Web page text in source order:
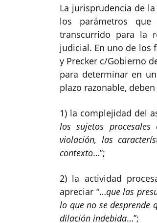
La jurisprudencia de
los parámetros
transcurrido para la
judicial. En uno de los
y Precker c/Gobierno
para determinar en
plazo razonable,
1) la complejidad del
los sujetos
violación, las
contexto…”;
2) la actividad
apreciar “…que las
lo que no se desprende
dilación indebida…”;